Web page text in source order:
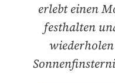
erlebt einen
festhalten